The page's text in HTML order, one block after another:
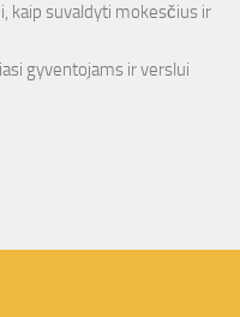
kaip suvaldyti mokesčius ir
gyventojams ir verslui